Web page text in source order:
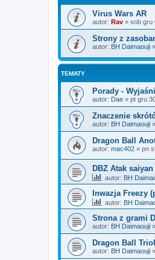
Virus Wars AR
autor: Rav » sob gru
Strony z
autor: BH Daimaouji »
TEMATY
Porady -
autor: Dae » pt gru
Znaczenie
autor: BH Daimaouji »
Dragon Ball
autor: mac402 » pn
DBZ Atak
autor: BH
Inwazja Freezy
autor: BH
Strona z grami
autor: BH Daimaouji »
Dragon Ball
autor: BH Daimaouji »